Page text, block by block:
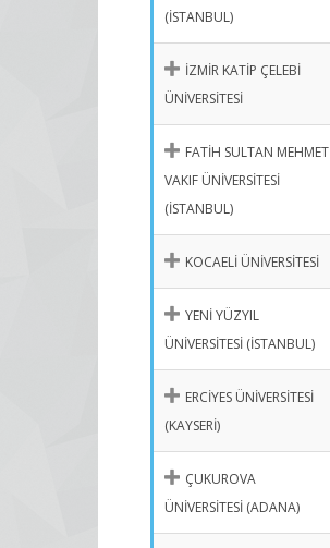
(İSTANBUL)
İZMİR KATİP ÇELEBİ
ÜNİVERSİTESİ
FATİH SULTAN MEHMET
VAKIF ÜNİVERSİTESİ
(İSTANBUL)
KOCAELİ ÜNİVERSİTESİ
YENİ YÜZYIL
ÜNİVERSİTESİ (İSTANBUL)
ERCİYES ÜNİVERSİTESİ
(KAYSERİ)
ÇUKUROVA
ÜNİVERSİTESİ (ADANA)